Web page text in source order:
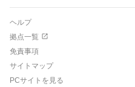
ヘルプ
拠点一覧
免責事項
サイトマップ
PCサイトを見る